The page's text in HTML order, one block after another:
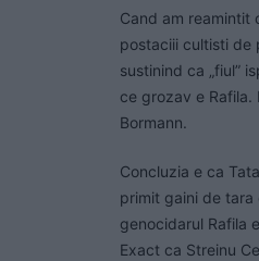
Cand am reamintit
postaciii cultisti de
sustinind ca „fiul”
ce grozav e Rafila.
Bormann.
Concluzia e ca
primit gaini de
genocidarul Rafila
Exact ca Streinu